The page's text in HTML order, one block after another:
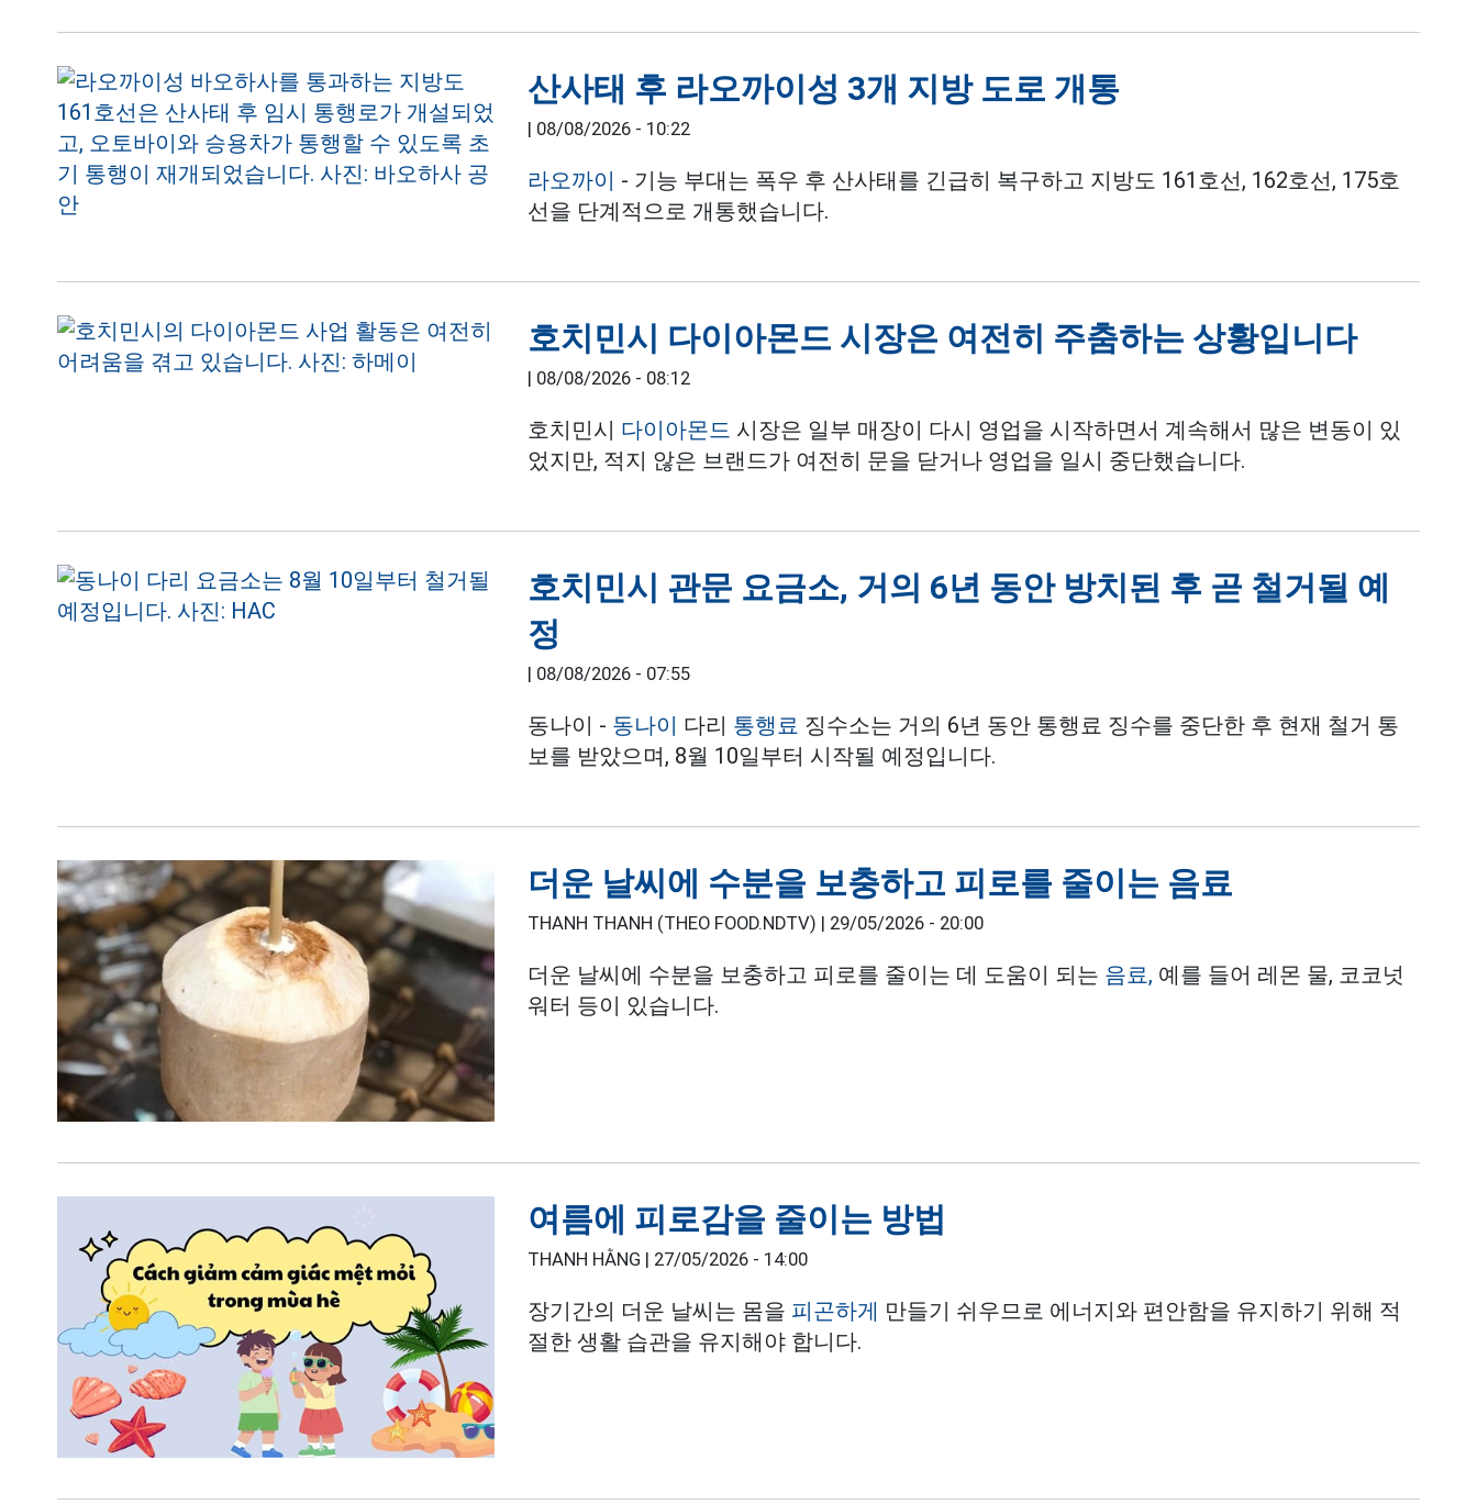
산사태 후 라오까이성 3개 지방 도로 개통
| 08/08/2026 - 10:22
라오까이 - 기능 부대는 폭우 후 산사태를 긴급히 복구하고 지방도 161호선, 162호선, 175호
선을 단계적으로 개통했습니다.
호치민시 다이아몬드 시장은 여전히 주춤하는 상황입니다
| 08/08/2026 - 08:12
호치민시 다이아몬드 시장은 일부 매장이 다시 영업을 시작하면서 계속해서 많은 변동이 있
었지만, 적지 않은 브랜드가 여전히 문을 닫거나 영업을 일시 중단했습니다.
호치민시 관문 요금소, 거의 6년 동안 방치된 후 곧 철거될 예
정
| 08/08/2026 - 07:55
동나이 - 동나이 다리 통행료 징수소는 거의 6년 동안 통행료 징수를 중단한 후 현재 철거 통
보를 받았으며, 8월 10일부터 시작될 예정입니다.
더운 날씨에 수분을 보충하고 피로를 줄이는 음료
THANH THANH (THEO FOOD.NDTV) | 29/05/2026 - 20:00
더운 날씨에 수분을 보충하고 피로를 줄이는 데 도움이 되는 음료, 예를 들어 레몬 물, 코코넛
워터 등이 있습니다.
여름에 피로감을 줄이는 방법
THANH HẰNG | 27/05/2026 - 14:00
장기간의 더운 날씨는 몸을 피곤하게 만들기 쉬우므로 에너지와 편안함을 유지하기 위해 적
절한 생활 습관을 유지해야 합니다.